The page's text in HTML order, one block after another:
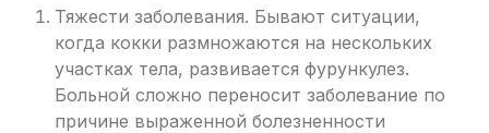
Тяжести заболевания. Бывают ситуации,
когда кокки размножаются на нескольких
участках тела, развивается фурункулез.
Больной сложно переносит заболевание по
причине выраженной болезненности